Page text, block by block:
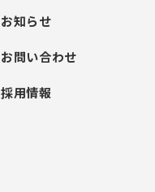
お知らせ
お問い合わせ
採用情報